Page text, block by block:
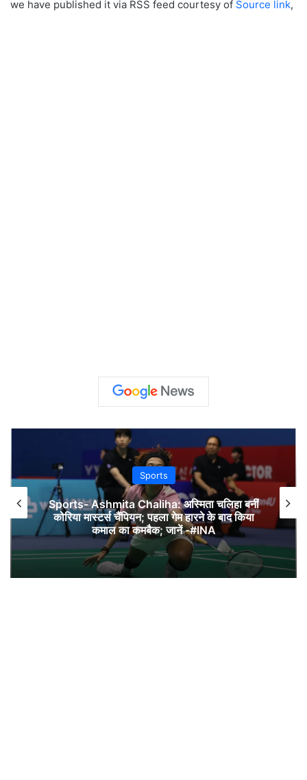
we have published it via RSS feed courtesy of Source link,
Sports
Sports- Ashmita Chaliha: अस्मिता चलिहा बनीं
कोरिया मास्टर्स चैंपियन; पहला गेम हारने के बाद किया
कमाल का कमबैक; जानें -#INA